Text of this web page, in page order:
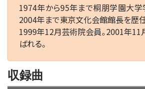
1974年から95年まで桐朋学園大学
2004年まで東京文化会館館長を歴任
1999年12月芸術院会員。2001年
ばれる。
収録曲